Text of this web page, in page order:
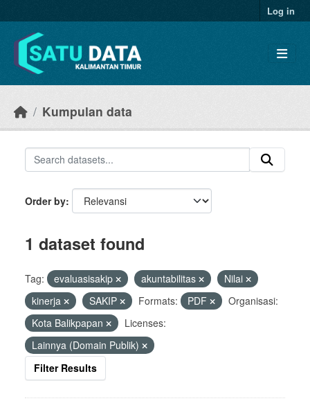
Log in
Kumpulan data
Order by
1 dataset found
Tag: evaluasisakip akuntabilitas
Nilai
kinerja
SAKIP Formats: PDF
Organisasi:
Kota Balikpapan
Licenses:
Lainnya (Domain Publik)
Filter Results